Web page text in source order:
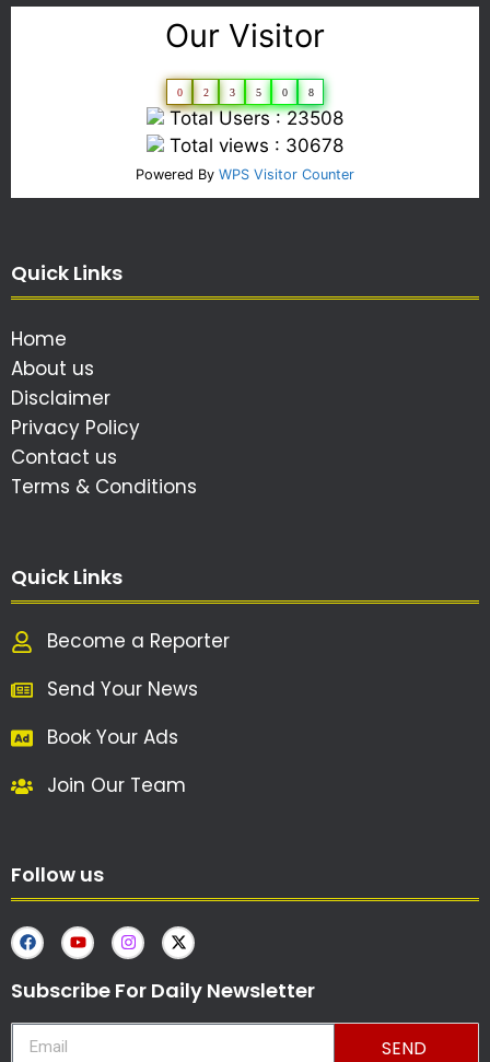
Our Visitor
0 2 3 5 0 8
Total Users : 23508
Total views : 30678
Powered By WPS Visitor Counter
Quick Links
Home
About us
Disclaimer
Privacy Policy
Contact us
Terms & Conditions
Quick Links
Become a Reporter
Send Your News
Book Your Ads
Join Our Team
Follow us
Subscribe For Daily Newsletter
SEND